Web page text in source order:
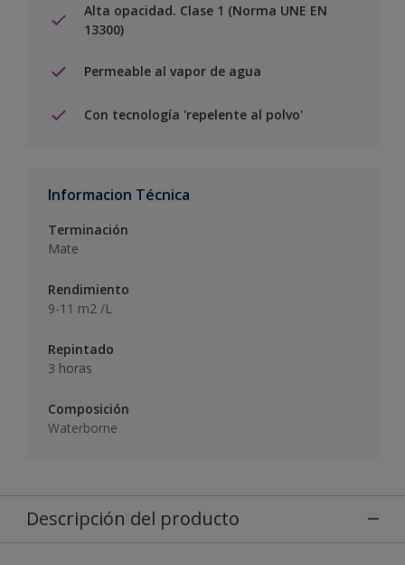
Alta opacidad. Clase 1 (Norma UNE EN
13300)
Permeable al vapor de agua
Con tecnología 'repelente al polvo'
Informacion Técnica
Terminación
Mate
Rendimiento
9-11 m2 /L
Repintado
3 horas
Composición
Waterborne
Descripción del producto